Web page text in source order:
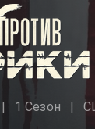
1 Сезон